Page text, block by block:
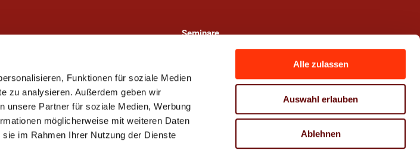
Funktionen für soziale Medien
zu analysieren. Außerdem geben wir
unsere Partner für soziale Medien, Werbung
möglicherweise mit weiteren Daten
im Rahmen Ihrer Nutzung der Dienste
Alle zulassen
Auswahl erlauben
Ablehnen
Seminare